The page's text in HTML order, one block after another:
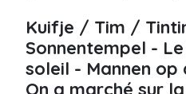
Kuifje / Tim /
Sonnentempel -
soleil - Mannen op
On a marché sur